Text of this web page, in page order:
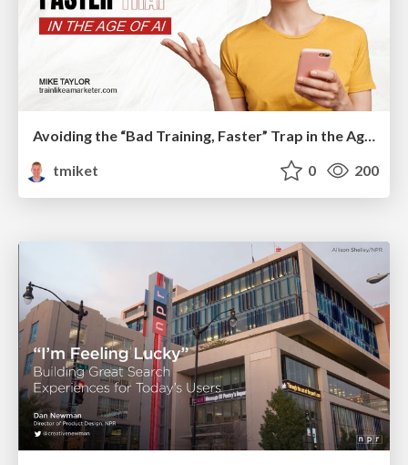
tmiket
0 200